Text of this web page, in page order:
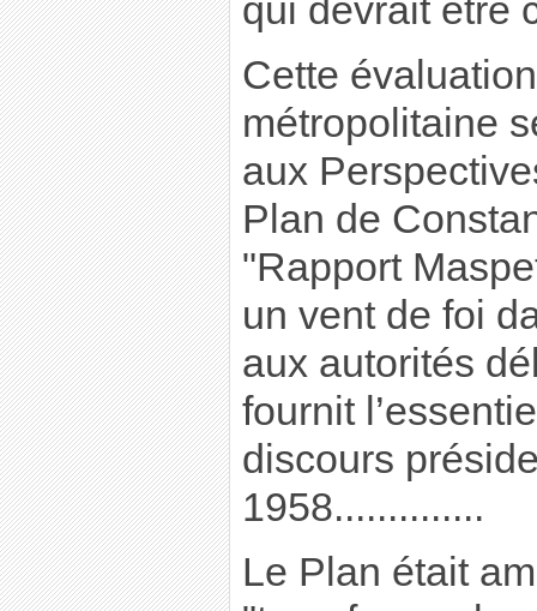
qui devrait être
Cette
métropolitaine
aux
Plan de
"Rapport
un vent de foi
aux autorités
fournit
discours
1958..............
Le Plan était